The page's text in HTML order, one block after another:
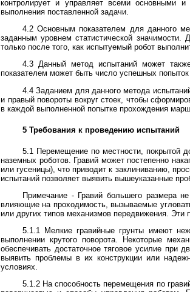
контролирует и управляет всеми основными
выполнения поставленной задачи.
4.2 Основным показателем для данного
заданным уровнем статистической
только после того, как испытуемый робот
4.3 Данный метод испытаний может
показателем может быть число успешных
4.4 Заданием для данного метода
и правый повороты вокруг стоек, чтобы
в каждой выполненной попытке прохождения
5 Требования к проведению испытаний
5.1 Перемещение по местности, покрытой
наземных роботов. Гравий может постепенно
или гусеницы), что приводит к заклиниванию,
испытаний позволяет выявить вышеуказанные
Примечание - Гравий большего размера
влияющие на проходимость, вызываемые
или других типов механизмов передвижения. Эти
5.1.1 Мелкие гравийные грунты имеют
выполнении крутого поворота. Некоторые
обеспечивать достаточное тяговое усилие при
выявить проблемы в их конструкции или
условиях.
5.1.2 На способность перемещения по